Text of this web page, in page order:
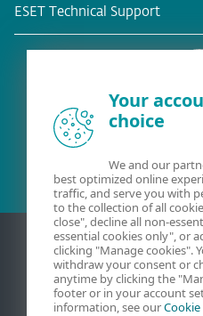
ESET Technical Support
Client
Your
choice
We and our
best optimized online
traffic, and serve you with
to the collection of all
close", decline all non-
essential cookies only", or
clicking "Manage cookies".
withdraw your consent or
anytime by clicking the
footer or in your account
information, see ourCookie